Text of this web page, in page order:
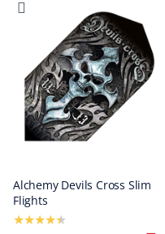
Alchemy Devils Cross Slim
Flights